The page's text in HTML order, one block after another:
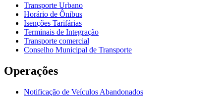
Transporte Urbano
Horário de Ônibus
Isenções Tarifárias
Terminais de Integração
Transporte comercial
Conselho Municipal de Transporte
Operações
Notificação de Veículos Abandonados